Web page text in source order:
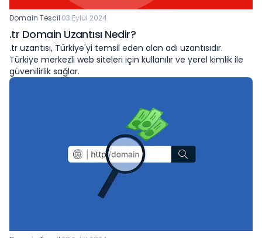
Domain Tescil·03 Eylül 2024
.tr Domain Uzantısı Nedir?
.tr uzantısı, Türkiye'yi temsil eden alan adı uzantısıdır.
Türkiye merkezli web siteleri için kullanılır ve yerel kimlik ile
güvenilirlik sağlar.